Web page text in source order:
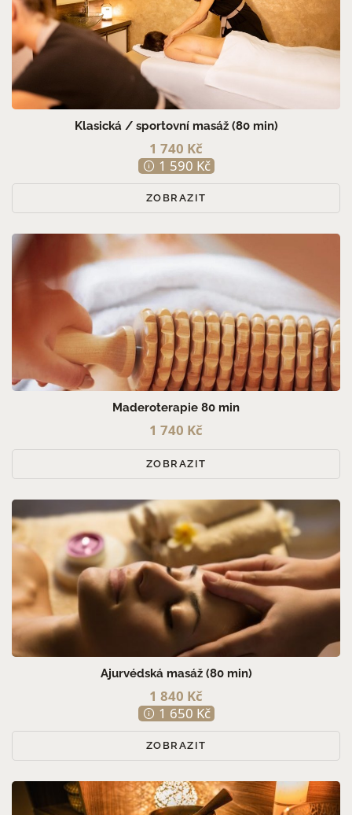
Klasická / sportovní masáž (80 min)
1 740 Kč
1 590 Kč
ZOBRAZIT
Maderoterapie 80 min
1 740 Kč
ZOBRAZIT
Ajurvédská masáž (80 min)
1 840 Kč
1 650 Kč
ZOBRAZIT